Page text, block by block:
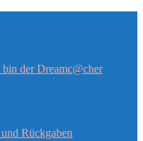
der Dreamc@cher
Rückgaben